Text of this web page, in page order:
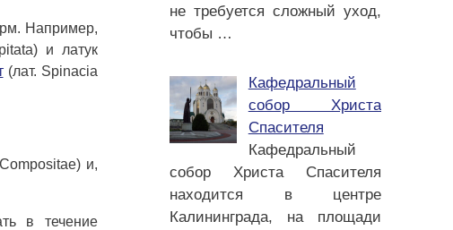
Например,
и латук
(лат. Spinacia
и,
в течение
не требуется сложный уход,
чтобы …
Кафедральный
собор Христа
Спасителя
Кафедральный
собор Христа Спасителя
находится в центре
Калининграда, на площади